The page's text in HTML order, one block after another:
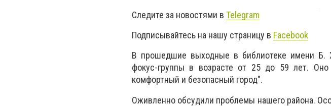
Следите за новостями в Telegram
Подписывайтесь на нашу страницу в Facebook
В прошедшие выходные в библиотеке имени Б.
фокус-группы в возрасте от 25 до 59 лет.
комфортный и безопасный город".
Оживленно обсудили проблемы нашего района.